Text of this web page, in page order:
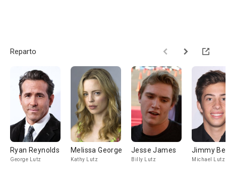
Reparto
Ryan Reynolds
George Lutz
Melissa George
Kathy Lutz
Jesse James
Billy Lutz
Jimmy
Michael Lutz